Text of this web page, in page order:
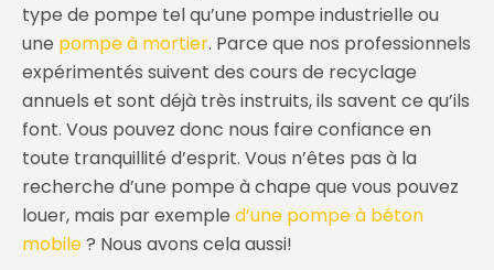
type de pompe tel qu’une pompe industrielle ou
une pompe à mortier. Parce que nos professionnels
expérimentés suivent des cours de recyclage
annuels et sont déjà très instruits, ils savent ce qu’ils
font. Vous pouvez donc nous faire confiance en
toute tranquillité d’esprit. Vous n’êtes pas à la
recherche d’une pompe à chape que vous pouvez
louer, mais par exemple d’une pompe à béton
mobile? Nous avons cela aussi!